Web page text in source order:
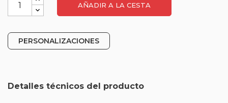
AÑADIR A LA CESTA
PERSONALIZACIONES
Detalles técnicos del producto